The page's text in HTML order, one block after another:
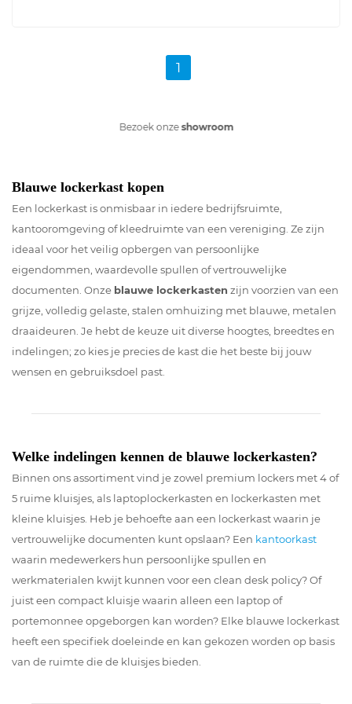
1
Bezoek onze showroom
Blauwe lockerkast kopen
Een lockerkast is onmisbaar in iedere bedrijfsruimte,
kantooromgeving of kleedruimte van een vereniging. Ze zijn
ideaal voor het veilig opbergen van persoonlijke
eigendommen, waardevolle spullen of vertrouwelijke
documenten. Onze blauwe lockerkasten zijn voorzien van een
grijze, volledig gelaste, stalen omhuizing met blauwe, metalen
draaideuren. Je hebt de keuze uit diverse hoogtes, breedtes en
indelingen; zo kies je precies de kast die het beste bij jouw
wensen en gebruiksdoel past.
Welke indelingen kennen de blauwe lockerkasten?
Binnen ons assortiment vind je zowel premium lockers met 4 of
5 ruime kluisjes, als laptoplockerkasten en lockerkasten met
kleine kluisjes. Heb je behoefte aan een lockerkast waarin je
vertrouwelijke documenten kunt opslaan? Een kantoorkast
waarin medewerkers hun persoonlijke spullen en
werkmaterialen kwijt kunnen voor een clean desk policy? Of
juist een compact kluisje waarin alleen een laptop of
portemonnee opgeborgen kan worden? Elke blauwe lockerkast
heeft een specifiek doeleinde en kan gekozen worden op basis
van de ruimte die de kluisjes bieden.